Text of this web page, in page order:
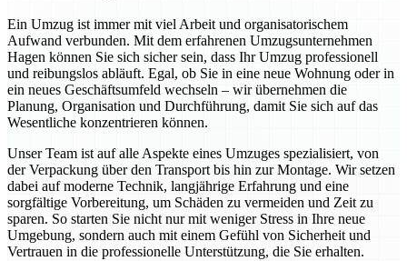
Ein Umzug ist immer mit viel Arbeit und organisatorischem
Aufwand verbunden. Mit dem erfahrenen Umzugsunternehmen
Hagen können Sie sich sicher sein, dass Ihr Umzug professionell
und reibungslos abläuft. Egal, ob Sie in eine neue Wohnung oder in
ein neues Geschäftsumfeld wechseln – wir übernehmen die
Planung, Organisation und Durchführung, damit Sie sich auf das
Wesentliche konzentrieren können.
Unser Team ist auf alle Aspekte eines Umzuges spezialisiert, von
der Verpackung über den Transport bis hin zur Montage. Wir setzen
dabei auf moderne Technik, langjährige Erfahrung und eine
sorgfältige Vorbereitung, um Schäden zu vermeiden und Zeit zu
sparen. So starten Sie nicht nur mit weniger Stress in Ihre neue
Umgebung, sondern auch mit einem Gefühl von Sicherheit und
Vertrauen in die professionelle Unterstützung, die Sie erhalten.